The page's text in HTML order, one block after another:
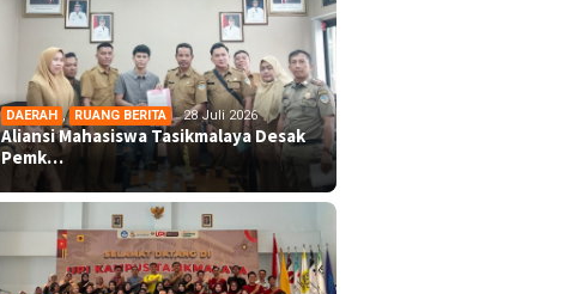
DAERAH , RUANG BERITA 28 Juli 2026
Aliansi Mahasiswa Tasikmalaya Desak
Pemk…